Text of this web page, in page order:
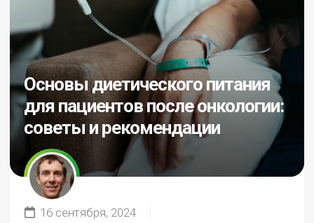
Основы диетического питания
для пациентов после онкологии:
советы и рекомендации
16 сентября, 2024